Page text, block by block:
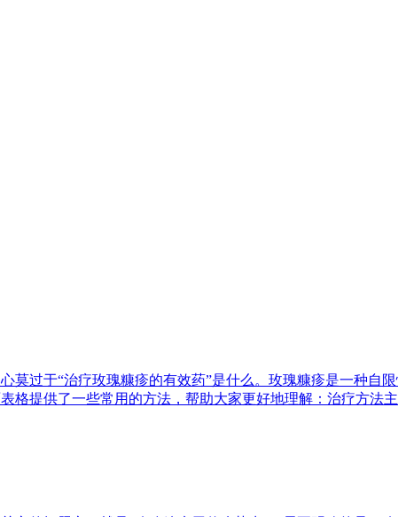
莫过于“治疗玫瑰糠疹的有效药”是什么。玫瑰糠疹是一种自
格提供了一些常用的方法，帮助大家更好地理解：治疗方法